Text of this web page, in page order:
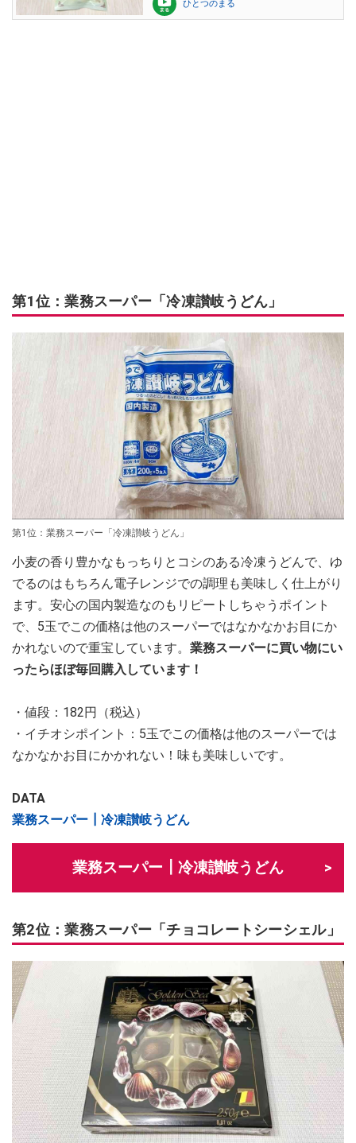
ひとつのまる
第1位：業務スーパー「冷凍讃岐うどん」
第1位：業務スーパー「冷凍讃岐うどん」
小麦の香り豊かなもっちりとコシのある冷凍うどんで、ゆ
でるのはもちろん電子レンジでの調理も美味しく仕上がり
ます。安心の国内製造なのもリピートしちゃうポイント
で、5玉でこの価格は他のスーパーではなかなかお目にか
かれないので重宝しています。 業務スーパーに買い物にい
ったらほぼ毎回購入しています！
・値段：182円（税込）
・イチオシポイント：5玉でこの価格は他のスーパーでは
なかなかお目にかかれない！味も美味しいです。
DATA
業務スーパー┃冷凍讃岐うどん
業務スーパー┃冷凍讃岐うどん
第2位：業務スーパー「チョコレートシーシェル」